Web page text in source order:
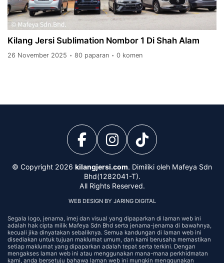
Kilang Jersi Sublimation Nombor 1 Di Shah Alam
26 November 2025 • 80 paparan • 0 komen
© Copyright 2026 kilangjersi.com. Dimiliki oleh Mafeya Sdn
Bhd(1282041-T).
All Rights Reserved.
WEB DESIGN BY JARING DIGITAL
Segala logo, jenama, imej dan visual yang dipaparkan di laman web ini
adalah hak cipta milik Mafeya Sdn Bhd serta jenama-jenama di bawahnya,
kecuali jika dinyatakan sebaliknya. Semua kandungan di laman web ini
disediakan untuk tujuan maklumat umum, dan kami berusaha memastikan
setiap maklumat yang dipaparkan adalah tepat serta terkini. Dengan
mengakses laman web ini atau menggunakan mana-mana perkhidmatan
kami, anda bersetuju bahawa laman web ini mungkin menggunakan